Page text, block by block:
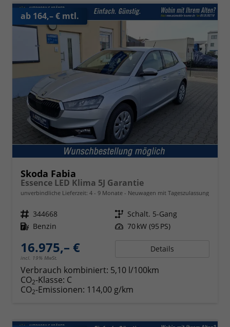
ab 164,– € mtl.
Skoda Fabia
Essence LED Klima 5J Garantie
unverbindliche Lieferzeit: 4 - 9 Monate Neuwagen mit Tageszulassung
Fahrzeugnr. 344668 Getriebe Schalt. 5-Gang
Kraftstoff Benzin Leistung 70 kW (95 PS)
16.975,– €
incl. 19% MwSt.
Details
Verbrauch kombiniert: 5,10 l/100km
CO2-Klasse: C
CO2-Emissionen: 114,00 g/km